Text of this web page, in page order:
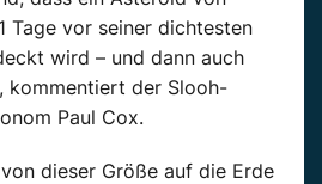
Tage vor seiner dichtesten
wird – und dann auch
kommentiert der Slooh-
Paul Cox.
dieser Größe auf die Erde